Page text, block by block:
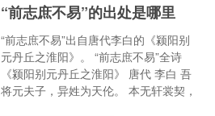
“前志庶不易”的出处是哪里
“前志庶不易”出自唐代李白的《颍阳别
元丹丘之淮阳》。 “前志庶不易”全诗
《颍阳别元丹丘之淮阳》 唐代 李白 吾
将元夫子，异姓为天伦。 本无轩裳契，